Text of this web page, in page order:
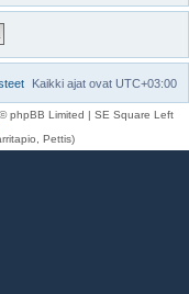
Kaikki ajat ovat UTC+03:00
phpBB Limited | SE Square Left
Pettis)